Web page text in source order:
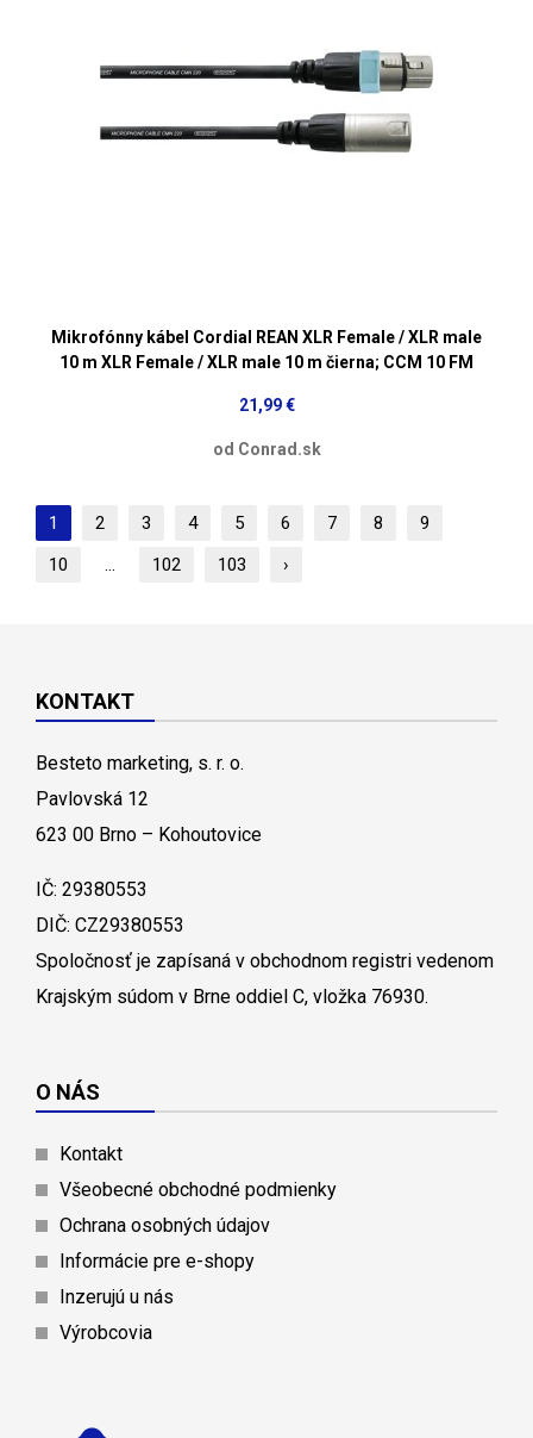
Mikrofónny kábel Cordial REAN XLR Female / XLR male
10 m XLR Female / XLR male 10 m čierna; CCM 10 FM
21,99 €
od Conrad.sk
1 2 3 4 5 6 7 8
9
10
... 102 103 ›
KONTAKT
Besteto marketing, s. r. o.
Pavlovská 12
623 00 Brno – Kohoutovice
IČ: 29380553
DIČ: CZ29380553
Spoločnosť je zapísaná v obchodnom registri vedenom
Krajským súdom v Brne oddiel C, vložka 76930.
O NÁS
Kontakt
Všeobecné obchodné podmienky
Ochrana osobných údajov
Informácie pre e-shopy
Inzerujú u nás
Výrobcovia